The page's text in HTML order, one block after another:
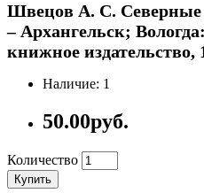
Швецов А. С. Северные
– Архангельск;
книжное издательство,
Наличие: 1
50.00руб.
Количество
Купить